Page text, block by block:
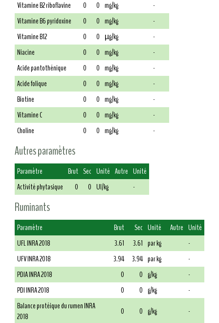
Vitamine B2 riboflavine 0 0 mg/kg
-
Vitamine B6 pyridoxine
0 0 mg/kg
-
Vitamine B12
0 0 µg/kg
-
Niacine
0 0 mg/kg
-
Acide pantothénique
0 0 mg/kg
-
Acide folique
0 0 mg/kg
-
Biotine
0 0 mg/kg
-
Vitamine C
0 0 mg/kg
-
Choline
0 0 mg/kg -
Autres paramètres
Paramètre Brut Sec Unité Autre Unité
Activité phytasique
0 0 UI/kg -
Ruminants
Paramètre Brut Sec Unité Autre Unité
UFL INRA 2018
3.61 3.61 par kg
-
UFV INRA 2018
3.94 3.94 par kg
-
PDIA INRA 2018
0 0 g/kg
-
PDI INRA 2018
0 0 g/kg
-
Balance protéique du rumen INRA
2018
0 0 g/kg
-